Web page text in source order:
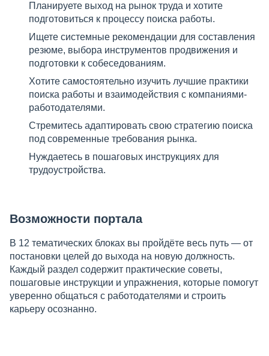
Планируете выход на рынок труда и хотите
подготовиться к процессу поиска работы.
Ищете системные рекомендации для составления
резюме, выбора инструментов продвижения и
подготовки к собеседованиям.
Хотите самостоятельно изучить лучшие практики
поиска работы и взаимодействия с компаниями-
работодателями.
Стремитесь адаптировать свою стратегию поиска
под современные требования рынка.
Нуждаетесь в пошаговых инструкциях для
трудоустройства.
Возможности портала
В 12 тематических блоках вы пройдёте весь путь — от
постановки целей до выхода на новую должность.
Каждый раздел содержит практические советы,
пошаговые инструкции и упражнения, которые помогут
уверенно общаться с работодателями и строить
карьеру осознанно.